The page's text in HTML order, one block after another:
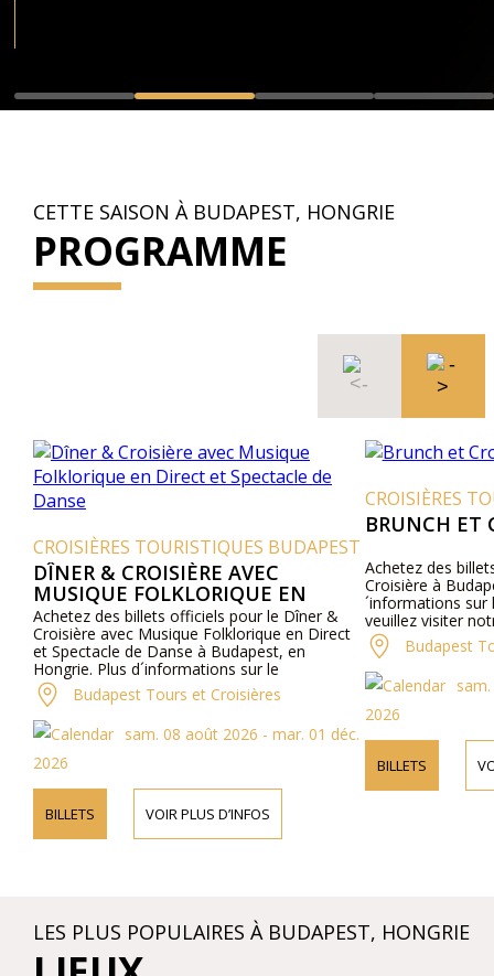
CETTE SAISON À BUDAPEST, HONGRIE
PROGRAMME
CROISIÈRES TOURISTIQUES BUDAPEST
DÎNER & CROISIÈRE AVEC
MUSIQUE FOLKLORIQUE EN
DIRECT ET SPECTACLE DE DANSE
Achetez des billets officiels pour le Dîner &
Croisière avec Musique Folklorique en Direct
et Spectacle de Danse à Budapest, en
Hongrie. Plus d´informations sur le
programme et les prix en ligne et par
téléphone.Budapest Tours et Croisières
sam. 08 août 2026 - mar. 01 déc.
2026
BILLETS VOIR PLUS D’INFOS
CROISIÈRES
BRUNCH ET
Achetez des
Croisière à
´informations
veuillez visiter
contacter par
Budapest
2026
BILLETS
LES PLUS POPULAIRES À BUDAPEST, HONGRIE